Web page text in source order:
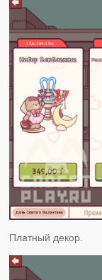
Платный декор.